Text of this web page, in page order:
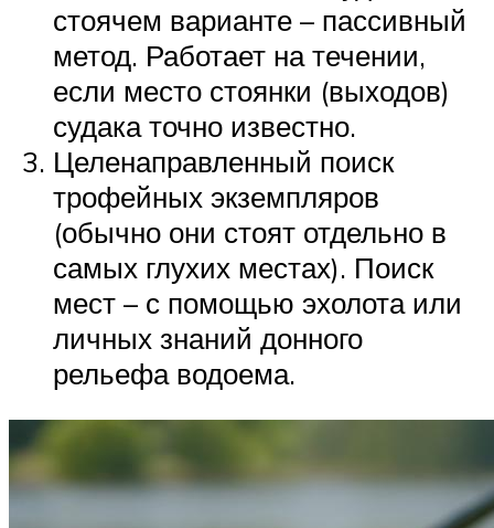
стоячем варианте – пассивный
метод. Работает на течении,
если место стоянки (выходов)
судака точно известно.
Целенаправленный поиск
трофейных экземпляров
(обычно они стоят отдельно в
самых глухих местах). Поиск
мест – с помощью эхолота или
личных знаний донного
рельефа водоема.